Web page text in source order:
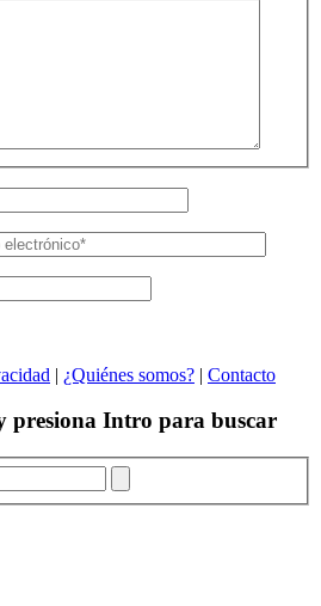
| ¿Quiénes somos? | Contacto
presiona Intro para buscar